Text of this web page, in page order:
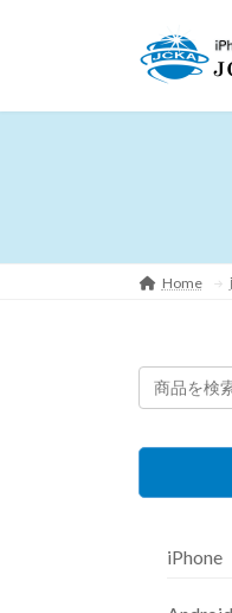
プ
動
Home
iPhone